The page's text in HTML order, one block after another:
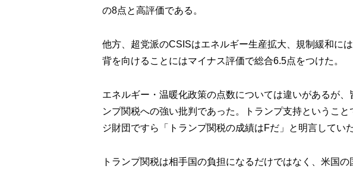
の8点と高評価である。
他方、超党派のCSISはエネルギー生産拡大、規制緩和に
背を向けることにはマイナス評価で総合6.5点をつけた。
エネルギー・温暖化政策の点数については違いがあるが
ンプ関税への強い批判であった。トランプ支持というこ
ジ財団ですら「トランプ関税の成績はFだ」と明言していた
トランプ関税は相手国の負担になるだけではなく、米国